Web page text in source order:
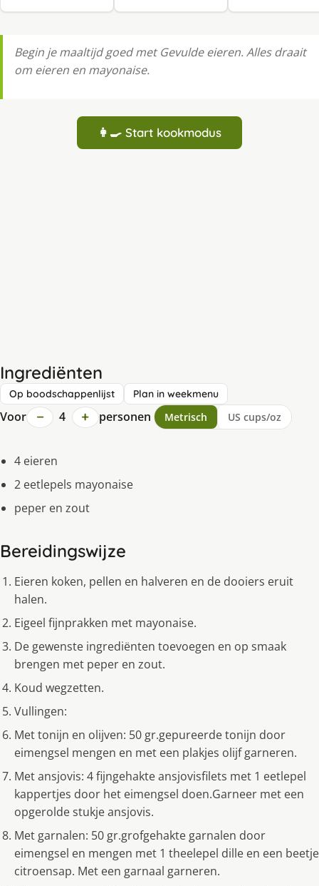
Begin je maaltijd goed met Gevulde eieren. Alles draait
om eieren en mayonaise.
👩‍🍳 Start kookmodus
Ingrediënten
Op boodschappenlijst Plan in weekmenu
Voor − 4 + personen Metrisch US cups/oz
4 eieren
2 eetlepels mayonaise
peper en zout
Bereidingswijze
Eieren koken, pellen en halveren en de dooiers eruit
halen.
Eigeel fijnprakken met mayonaise.
De gewenste ingrediënten toevoegen en op smaak
brengen met peper en zout.
Koud wegzetten.
Vullingen:
Met tonijn en olijven: 50 gr.gepureerde tonijn door
eimengsel mengen en met een plakjes olijf garneren.
Met ansjovis: 4 fijngehakte ansjovisfilets met 1 eetlepel
kappertjes door het eimengsel doen.Garneer met een
opgerolde stukje ansjovis.
Met garnalen: 50 gr.grofgehakte garnalen door
eimengsel en mengen met 1 theelepel dille en een beetje
citroensap. Met een garnaal garneren.